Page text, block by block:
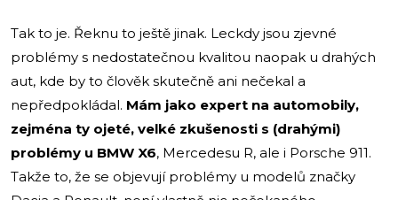
Tak to je. Řeknu to ještě jinak. Leckdy jsou zjevné
problémy s nedostatečnou kvalitou naopak u drahých
aut, kde by to člověk skutečně ani nečekal a
nepředpokládal. Mám jako expert na automobily,
zejména ty ojeté, velké zkušenosti s (drahými)
problémy u BMW X6, Mercedesu R, ale i Porsche 911.
Takže to, že se objevují problémy u modelů značky